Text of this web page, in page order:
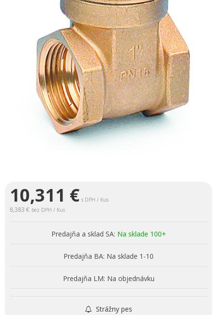
10,311 € s DPH / Kus
8,383 € bez DPH / Kus
Predajňa a sklad SA: Na sklade 100+
Predajňa BA: Na sklade 1-10
Predajňa LM: Na objednávku
Strážny pes